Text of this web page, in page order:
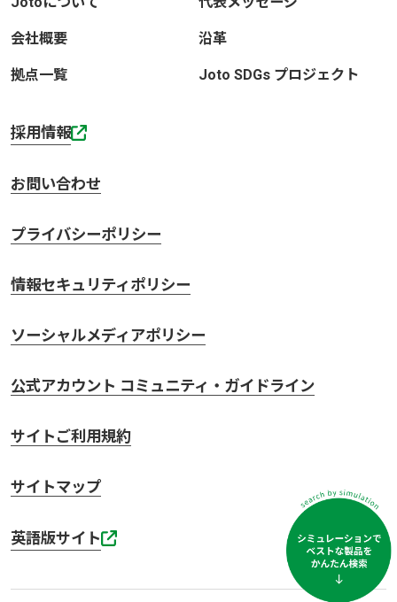
会社概要 沿革
拠点一覧 Joto SDGs プロジェクト
採用情報
お問い合わせ
プライバシーポリシー
情報セキュリティポリシー
ソーシャルメディアポリシー
公式アカウント コミュニティ・ガイドライン
サイトご利用規約
サイトマップ
英語版サイト